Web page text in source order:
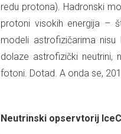
redu protona). Hadronski
protoni visokih energija –
modeli astrofizičarima
dolaze astrofizički
fotoni. Dotad. A onda se,
Neutrinski opservtorij